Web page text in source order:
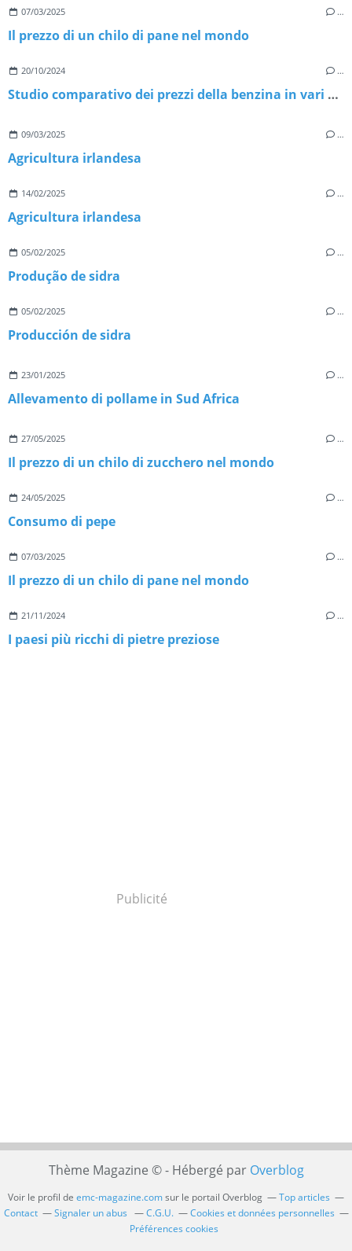
07/03/2025 …
Il prezzo di un chilo di pane nel mondo
20/10/2024 …
Studio comparativo dei prezzi della benzina in vari paesi.
09/03/2025 …
Agricultura irlandesa
14/02/2025 …
Agricultura irlandesa
05/02/2025 …
Produção de sidra
05/02/2025 …
Producción de sidra
23/01/2025 …
Allevamento di pollame in Sud Africa
27/05/2025 …
Il prezzo di un chilo di zucchero nel mondo
24/05/2025 …
Consumo di pepe
07/03/2025 …
Il prezzo di un chilo di pane nel mondo
21/11/2024 …
I paesi più ricchi di pietre preziose
Publicité
Thème Magazine © - Hébergé par Overblog
Voir le profil de emc-magazine.comsur le portail Overblog
Top articles
Contact
Signaler un abus C.G.U.
Cookies et données personnelles
Préférences cookies